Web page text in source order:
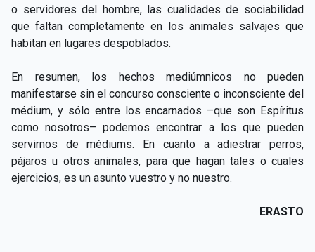
o servidores del hombre, las cualidades de sociabilidad
que faltan completamente en los animales salvajes que
habitan en lugares despoblados.
En resumen, los hechos mediúmnicos no pueden
manifestarse sin el concurso consciente o inconsciente del
médium, y sólo entre los encarnados –que son Espíritus
como nosotros– podemos encontrar a los que pueden
servirnos de médiums. En cuanto a adiestrar perros,
pájaros u otros animales, para que hagan tales o cuales
ejercicios, es un asunto vuestro y no nuestro.
ERASTO